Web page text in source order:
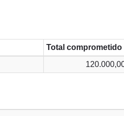
Total comprometido